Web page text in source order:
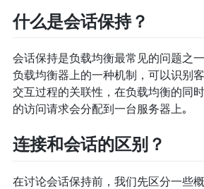
什么是会话保持？
会话保持是负载均衡最常见的问题之
负载均衡器上的一种机制，可以识别
交互过程的关联性，在负载均衡的同
的访问请求会分配到一台服务器上｡
连接和会话的区别？
在讨论会话保持前，我们先区分一些